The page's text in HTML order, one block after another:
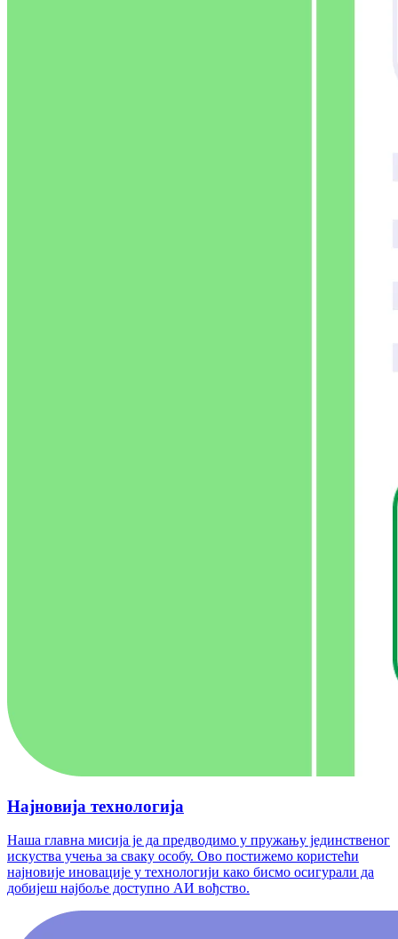
Најновија технологија
Наша главна мисија је да предводимо у пружању јединственог
искуства учења за сваку особу. Ово постижемо користећи
најновије иновације у технологији како бисмо осигурали да
добијеш најбоље доступно АИ вођство.